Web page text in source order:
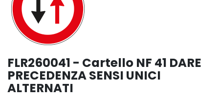
FLR260041 - Cartello NF 41 DARE
PRECEDENZA SENSI UNICI
ALTERNATI